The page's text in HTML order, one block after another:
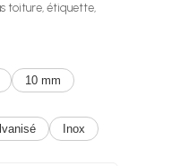
toiture, étiquette,
10 mm
Inox